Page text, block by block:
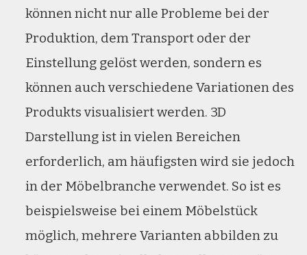
können nicht nur alle Probleme bei der
Produktion, dem Transport oder der
Einstellung gelöst werden, sondern es
können auch verschiedene Variationen des
Produkts visualisiert werden. 3D
Darstellung ist in vielen Bereichen
erforderlich, am häufigsten wird sie jedoch
in der Möbelbranche verwendet. So ist es
beispielsweise bei einem Möbelstück
möglich, mehrere Varianten abbilden zu